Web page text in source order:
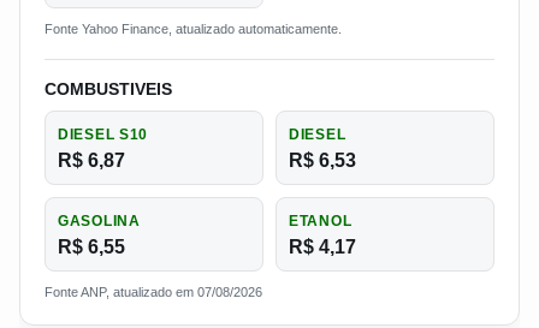
Fonte Yahoo Finance, atualizado automaticamente.
COMBUSTIVEIS
DIESEL S10
R$ 6,87
DIESEL
R$ 6,53
GASOLINA
R$ 6,55
ETANOL
R$ 4,17
Fonte ANP, atualizado em 07/08/2026